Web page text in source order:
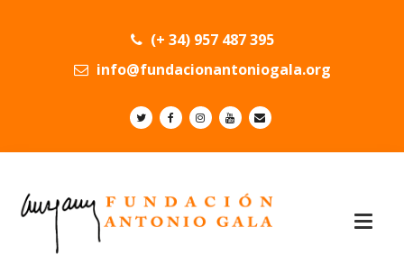
(+ 34) 957 487 395
info@fundacionantoniogala.org